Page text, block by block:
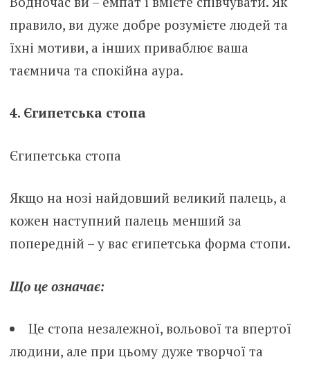
правило, ви дуже добре розумієте людей та
їхні мотиви, а інших приваблює ваша
таємнича та спокійна аура.
4. Єгипетська стопа
Єгипетська стопа
Якщо на нозі найдовший великий палець, а
кожен наступний палець менший за
попередній – у вас єгипетська форма стопи.
Що це означає:
Це стопа незалежної, вольової та впертої
людини, але при цьому дуже творчої та